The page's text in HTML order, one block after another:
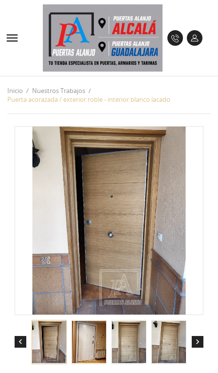

Inicio
Nuestros Trabajos
Puerta acorazada / exterior roble - interior blanco lacado
 